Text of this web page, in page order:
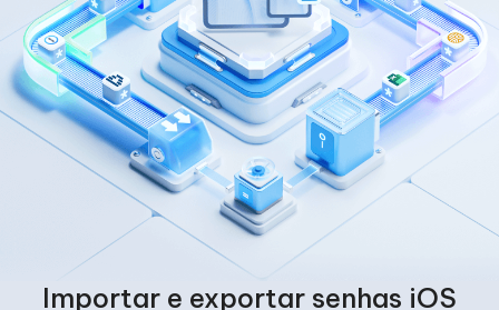
Importar e exportar senhas iOS